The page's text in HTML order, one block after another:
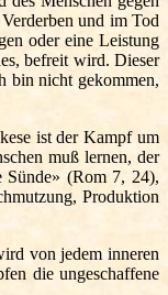
und im Tod
oder eine Leistung
befreit wird. Dieser
bin nicht gekommen,
ist der Kampf um
muß lernen, der
Sünde» (Rom 7, 24),
Produktion
von jedem inneren
die ungeschaffene